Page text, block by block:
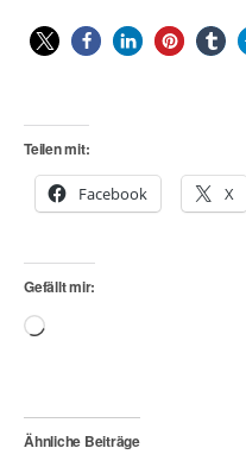
Teilen mit:
Facebook X
Gefällt mir:
Wird
Ähnliche Beiträge